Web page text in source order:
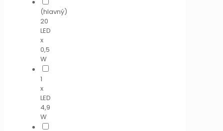
(hlavný)
20
LED
x
0,5
W
1
x
LED
4,9
W